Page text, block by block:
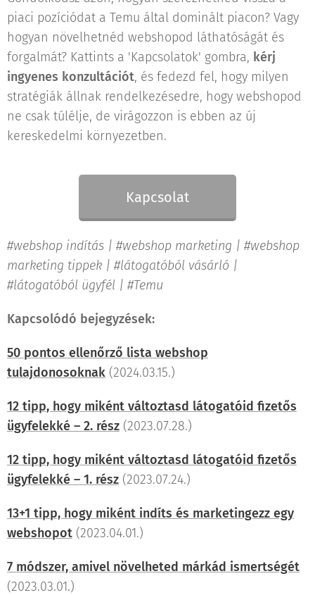
piaci pozíciódat a Temu által dominált piacon? Vagy
hogyan növelhetnéd webshopod láthatóságát és
forgalmát? Kattints a 'Kapcsolatok' gombra, kérj
ingyenes konzultációt, és fedezd fel, hogy milyen
stratégiák állnak rendelkezésedre, hogy webshopod
ne csak túlélje, de virágozzon is ebben az új
kereskedelmi környezetben.
Kapcsolat
#webshop indítás | #webshop marketing | #webshop
marketing tippek | #látogatóból vásárló |
#látogatóból ügyfél | #Temu
Kapcsolódó bejegyzések:
50 pontos ellenőrző lista webshop
tulajdonosoknak (2024.03.15.)
12 tipp, hogy miként változtasd látogatóid fizetős
ügyfelekké – 2. rész (2023.07.28.)
12 tipp, hogy miként változtasd látogatóid fizetős
ügyfelekké – 1. rész (2023.07.24.)
13+1 tipp, hogy miként indíts és marketingezz egy
webshopot (2023.04.01.)
7 módszer, amivel növelheted márkád ismertségét
(2023.03.01.)